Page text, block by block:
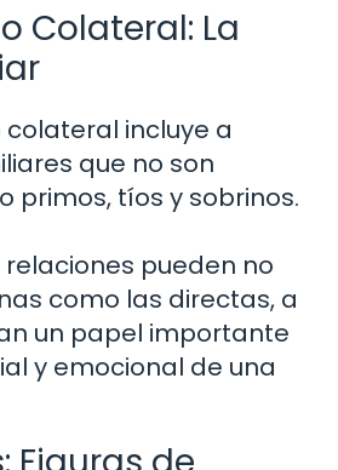
Colateral: La
incluye a
que no son
primos, tíos y sobrinos.
pueden no
como las directas, a
un papel importante
y emocional de una